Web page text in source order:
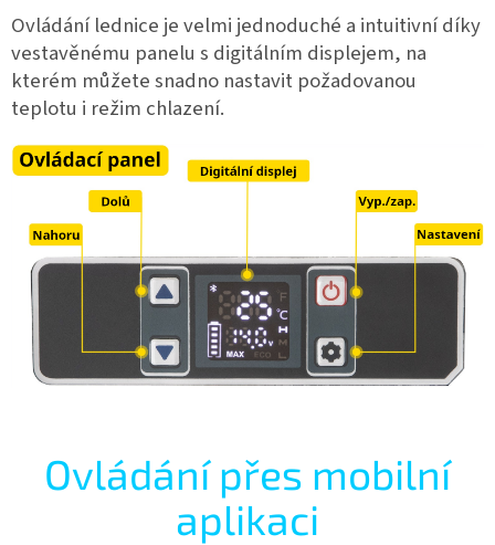
Ovládání lednice je velmi jednoduché a intuitivní díky
vestavěnému panelu s digitálním displejem, na
kterém můžete snadno nastavit požadovanou
teplotu i režim chlazení.
Ovládání přes mobilní
aplikaci